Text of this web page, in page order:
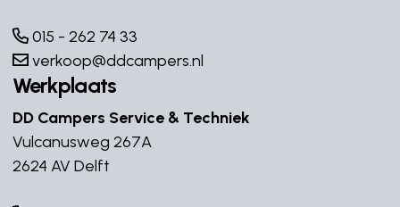
Achterijtrijsensoren
Achteruitrij camera enkele
lens
Airbag(s)
015 - 262 74 33
verkoop@ddcampers.nl
Werkplaats
DD Campers Service & Techniek
Vulcanusweg 267A
2624 AV Delft